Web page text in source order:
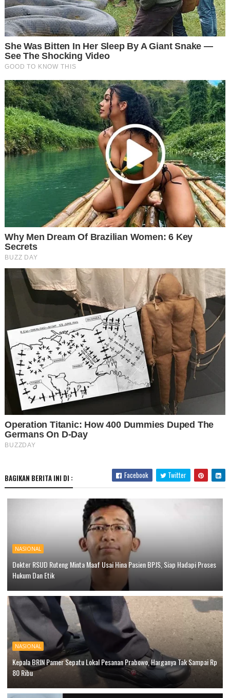
BAGIKAN BERITA INI DI : Facebook Twitter
NASIONAL
Dokter RSUD Ruteng Minta Maaf Usai Hina Pasien BPJS, Siap Hadapi Proses
Hukum Dan Etik
NASIONAL
Kepala BRIN Pamer Sepatu Lokal Pesanan Prabowo, Harganya Tak Sampai Rp
80 Ribu